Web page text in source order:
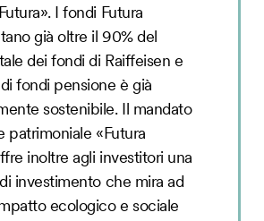
I fondi Futura
già oltre il 90% del
dei fondi di Raiffeisen e
fondi pensione è già
sostenibile. Il mandato
patrimoniale «Futura
inoltre agli investitori una
investimento che mira ad
ecologico e sociale